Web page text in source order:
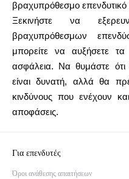
βραχυπρόθεσμο επενδυτικό
Ξεκινήστε να
βραχυπρόθεσμων
μπορείτε να αυξήσετε
ασφάλεια. Να θυμάστε
είναι δυνατή, αλλά θα
κινδύνους που ενέχουν
αποφάσεις.
Για επενδυτές
Όροι ανάθεσης απαιτήσεων